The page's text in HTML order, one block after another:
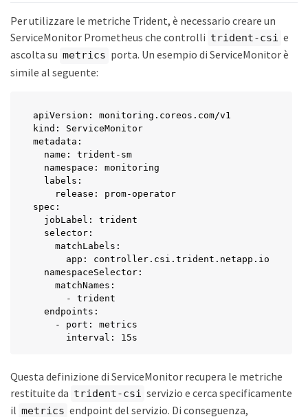
Per utilizzare le metriche Trident, è necessario creare un
ServiceMonitor Prometheus che controlli trident-csi e
ascolta su metrics porta. Un esempio di ServiceMonitor è
simile al seguente:
apiVersion: monitoring.coreos.com/v1
kind: ServiceMonitor
metadata:
  name: trident-sm
  namespace: monitoring
  labels:
    release: prom-operator
spec:
  jobLabel: trident
  selector:
    matchLabels:
      app: controller.csi.trident.netapp.io
  namespaceSelector:
    matchNames:
      - trident
  endpoints:
    - port: metrics
      interval: 15s
Questa definizione di ServiceMonitor recupera le metriche
restituite da trident-csi servizio e cerca specificamente
il metrics endpoint del servizio. Di conseguenza,